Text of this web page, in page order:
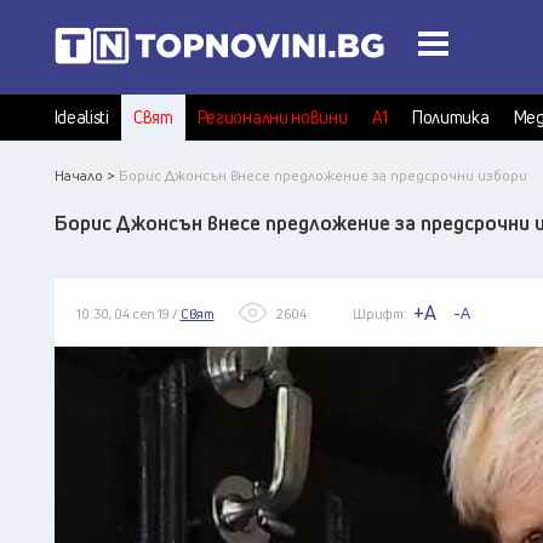
Idealisti Свят Регионални новини А1 Политика
Начало > Борис Джонсън внесе предложение за предсрочни избори
Борис Джонсън внесе предложение за предсрочни
10:30, 04 сеп 19 / Свят 2604 Шрифт: +A -A